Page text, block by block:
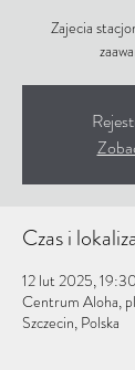
Zajecia
Czas i
12 lut 2025,
Centrum Aloha,
Szczecin, Polska